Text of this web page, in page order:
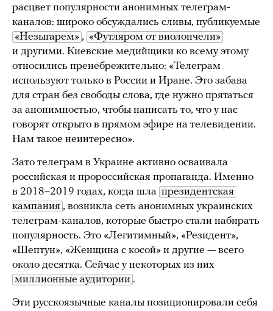
расцвет популярности анонимных телеграм-
каналов: широко обсуждались сливы, публикуемые
«Незыгарем» , «Футляром от виолончели»
и другими. Киевские медийщики ко всему этому
относились пренебрежительно: «Телеграм
используют только в России и Иране. Это забава
для стран без свободы слова, где нужно прятаться
за анонимностью, чтобы написать то, что у нас
говорят открыто в прямом эфире на телевидении.
Нам такое неинтересно».
Зато телеграм в Украине активно осваивала
российская и пророссийская пропаганда. Именно
в 2018–2019 годах, когда шла президентская
кампания , возникла сеть анонимных украинских
телеграм-каналов, которые быстро стали набирать
популярность. Это «Легитимный», «Резидент»,
«Шептун», «Женщина с косой» и другие — всего
около десятка. Сейчас у некоторых из них
миллионные аудитории .
Эти русскоязычные каналы позиционировали себя